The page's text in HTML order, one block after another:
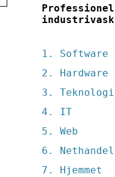
Professionel
industrivask
Software
Hardware
Teknologi
IT
Web
Nethandel
Hjemmet